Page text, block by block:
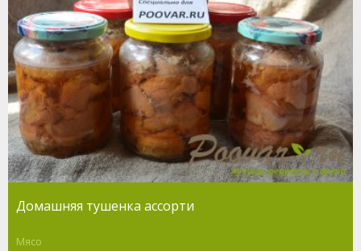
Домашняя тушенка ассорти
Мясо